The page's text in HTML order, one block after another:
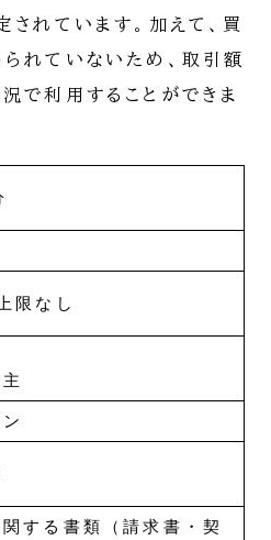
されています。加えて、買
れていないため、取引額
で利用することができま
限なし
する書類（請求書・契